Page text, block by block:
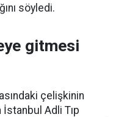
söyledi.
gitmesi
çelişkinin
Adli Tıp